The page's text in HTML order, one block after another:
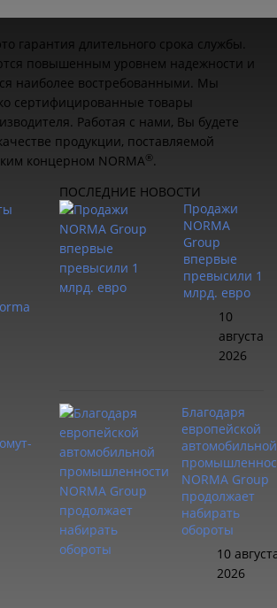
гарантия длительного срока службы.
повышенным уровнем надежности и
наиболее востребованными. Мы
сертифицированные товары
Работая с нами, Вы будете
продукции, поставляемой
концерном NORMA®.
ПОСЛЕДНИЕ НОВОСТИ
Продажи
NORMA
Group
впервые
превысили 1
млрд. евро
10
августа
2026
Благодаря
европейской
автомобильной
NORMA Group
продолжает
набирать
обороты
10
2026